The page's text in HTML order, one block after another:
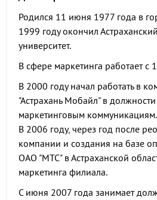
Родился 11 июня 1977 года в
1999 году окончил
университет.
В сфере маркетинга работает с
В 2000 году начал работать в
"Астрахань Мобайл" в
маркетинговым коммуникациям.
В 2006 году, через год после
компании и создания на базе
ОАО "МТС" в Астраханской
маркетинга филиала.
С июня 2007 года занимает